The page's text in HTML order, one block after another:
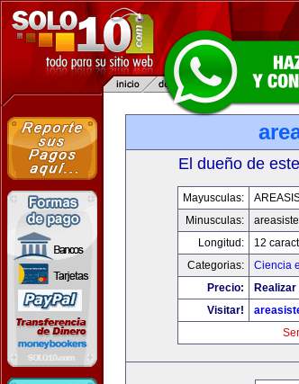
El dueño de
Mayusculas:
Minusculas:
Longitud:
12
Categorias:
Ciencia
Precio:
Visitar!